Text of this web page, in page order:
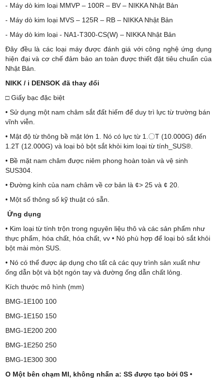
- Máy dò kim loại MMVP – 100R – BV – NIKKA Nhật Bản
- Máy dò kim loại MVS – 125R – RB – NIKKA Nhật Bản
- Máy dò kim loại - NA1-T300-CS(W) – NIKKA Nhật Bản
Đây đều là các loại máy được đánh giá với công nghệ ứng dụng
hiện đại và cơ chế đảm bảo an toàn được thiết đặt tiêu chuẩn của
Nhật Bản.
NIKK / i DENSOK đã thay đổi
□ Giấy bạc đặc biệt
• Sử dụng một nam châm sắt đất hiếm để duy trì lực từ trường bán
vĩnh viễn.
• Mật độ từ thông bề mặt lớn 1. Nó có lực từ 1.〇T (10.000G) đến
1.2T (12.000G) và loại bỏ bột sắt khỏi kim loại từ tính_SUS®.
• Bề mặt nam châm được niêm phong hoàn toàn và vệ sinh
SUS304.
• Đường kính của nam châm về cơ bản là ¢> 25 và ¢ 20.
• Một số thông số kỹ thuật có sẵn.
Ứng dụng
• Kim loại từ tính trộn trong nguyên liệu thô và các sản phẩm như
thực phẩm, hóa chất, hóa chất, vv • Nó phù hợp để loại bỏ sắt khỏi
bột mài mòn SUS.
• Nó có thể được áp dụng cho tất cả các quy trình sản xuất như
ống dẫn bột và bột ngón tay và đường ống dẫn chất lỏng.
Kích thước mô hình (mm)
BMG-1E100 100
BMG-1E150 150
BMG-1E200 200
BMG-1E250 250
BMG-1E300 300
O Một bên chạm MI, không nhấn a: SS được tạo bởi 0S •